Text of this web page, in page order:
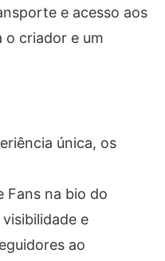
e acesso aos
o criador e um
única, os
Fans na bio do
e
ao